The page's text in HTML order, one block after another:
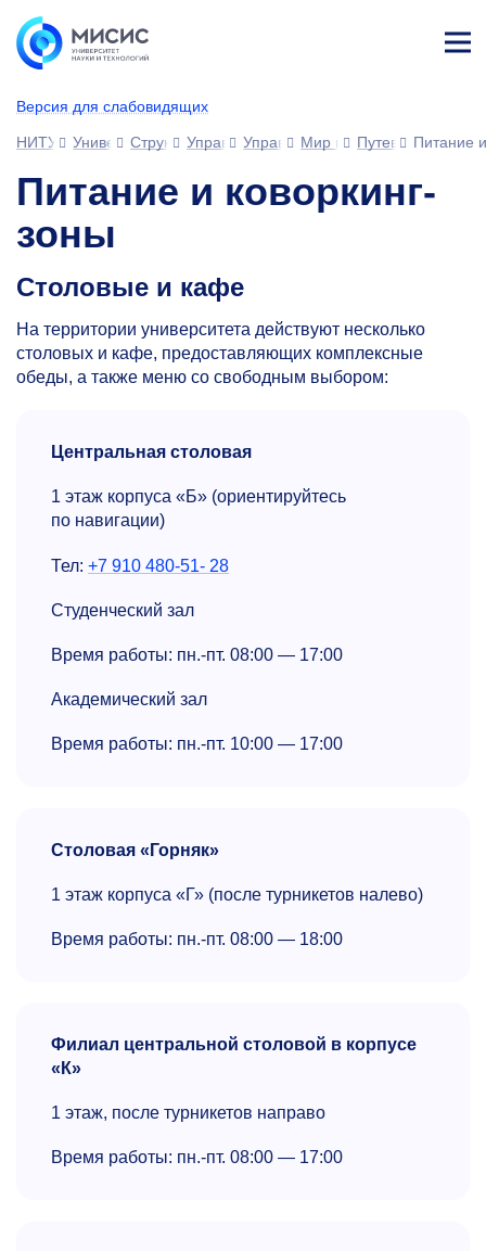
Версия для слабовидящих
ине
НИТУ МИСИСУниверситетСтруктура университета
УправленияУправление развития
Мир возможностей
Путеводитель по
Питание
Питание и коворкинг-
зоны
Столовые и кафе
На территории университета действуют несколько
столовых и кафе, предоставляющих комплексные
обеды, а также меню со свободным выбором:
Центральная столовая
1 этаж корпуса «Б» (ориентируйтесь
по навигации)
Тел: +7 910 480-51- 28
Студенческий зал
Время работы: пн.-пт. 08:00 — 17:00
Академический зал
Время работы: пн.-пт. 10:00 — 17:00
Столовая «Горняк»
1 этаж корпуса «Г» (после турникетов налево)
Время работы: пн.-пт. 08:00 — 18:00
Филиал центральной столовой в корпусе
«К»
1 этаж, после турникетов направо
Время работы: пн.-пт. 08:00 — 17:00